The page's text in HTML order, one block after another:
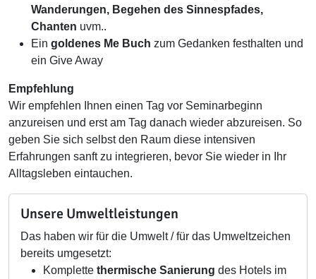
Wanderungen, Begehen des Sinnespfades,
Chanten uvm..
Ein goldenes Me Buch zum Gedanken festhalten und
ein Give Away
Empfehlung
Wir empfehlen Ihnen einen Tag vor Seminarbeginn
anzureisen und erst am Tag danach wieder abzureisen. So
geben Sie sich selbst den Raum diese intensiven
Erfahrungen sanft zu integrieren, bevor Sie wieder in Ihr
Alltagsleben eintauchen.
Unsere Umweltleistungen
Das haben wir für die Umwelt / für das Umweltzeichen
bereits umgesetzt:
Komplette thermische Sanierung des Hotels im